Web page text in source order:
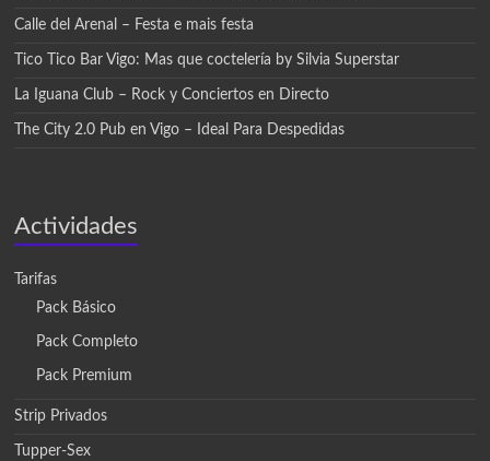
Calle del Arenal – Festa e mais festa
Tico Tico Bar Vigo: Mas que coctelería by Silvia Superstar
La Iguana Club – Rock y Conciertos en Directo
The City 2.0 Pub en Vigo – Ideal Para Despedidas
Actividades
Tarifas
Pack Básico
Pack Completo
Pack Premium
Strip Privados
Tupper-Sex